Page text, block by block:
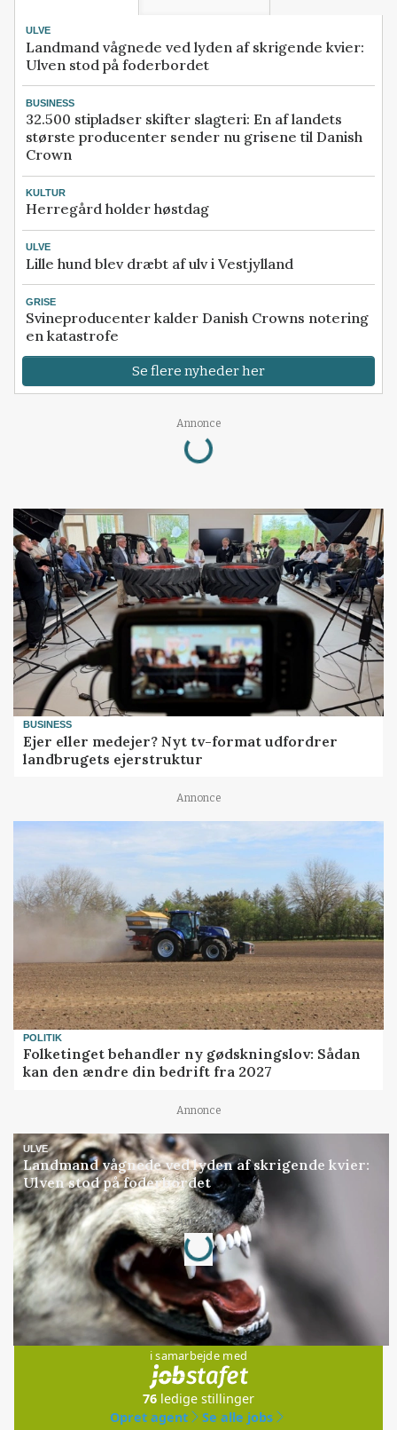
ULVE
Landmand vågnede ved lyden af skrigende kvier:
Ulven stod på foderbordet
BUSINESS
32.500 stipladser skifter slagteri: En af landets
største producenter sender nu grisene til Danish
Crown
KULTUR
Herregård holder høstdag
ULVE
Lille hund blev dræbt af ulv i Vestjylland
GRISE
Svineproducenter kalder Danish Crowns notering
en katastrofe
Se flere nyheder her
Annonce
Loading...
BUSINESS
Ejer eller medejer? Nyt tv-format udfordrer
landbrugets ejerstruktur
Annonce
POLITIK
Folketinget behandler ny gødskningslov: Sådan
kan den ændre din bedrift fra 2027
Annonce
ULVE
Landmand vågnede ved lyden af skrigende kvier:
Ulven stod på foderbordet
Annonce
Loading...
Jobs
i samarbejde med
76 ledige stillinger
Opret agent
Se alle jobs